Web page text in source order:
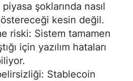
şoklarında nasıl
kesin değil.
riski: Sistem tamamen
için yazılım hataları
Stablecoin